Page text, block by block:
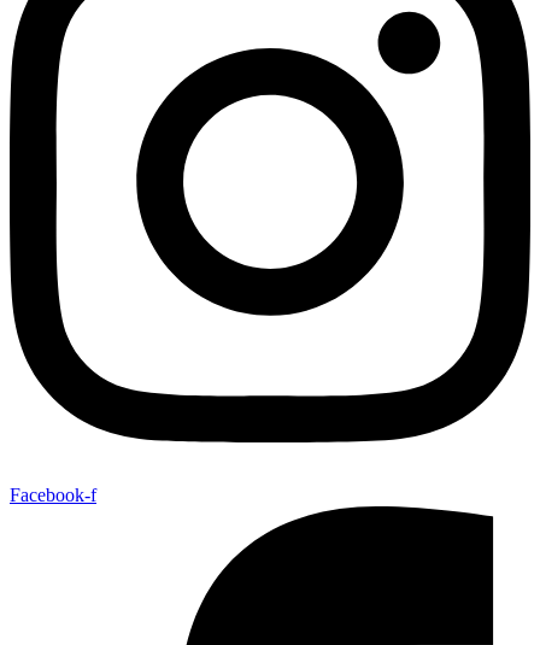
Facebook-f